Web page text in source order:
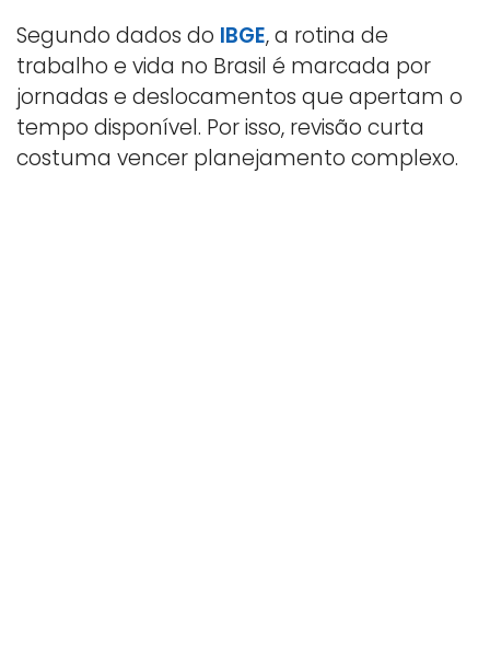
Segundo dados do IBGE, a rotina de
trabalho e vida no Brasil é marcada por
jornadas e deslocamentos que apertam o
tempo disponível. Por isso, revisão curta
costuma vencer planejamento complexo.